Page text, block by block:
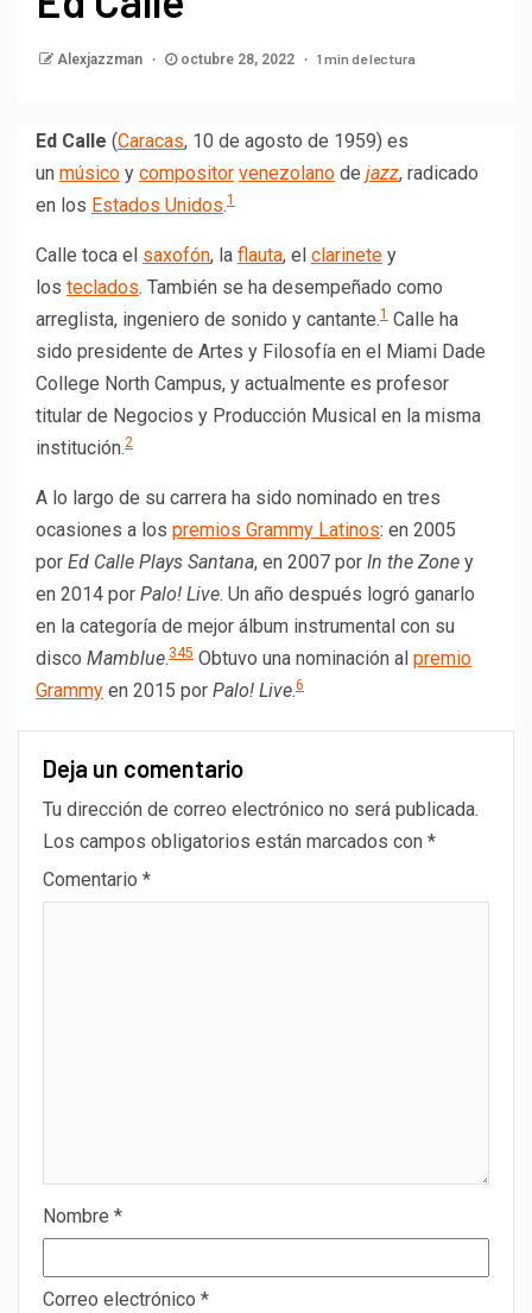
Alexjazzman octubre 28, 2022 1 min de lectura
Ed Calle (Caracas, 10 de agosto de 1959) es
un músico y compositor venezolano de jazz, radicado
en los Estados Unidos.1
Calle toca el saxofón, la flauta, el clarinete y
los teclados. También se ha desempeñado como
arreglista, ingeniero de sonido y cantante.1 ​ Calle ha
sido presidente de Artes y Filosofía en el Miami Dade
College North Campus, y actualmente es profesor
titular de Negocios y Producción Musical en la misma
institución.2
A lo largo de su carrera ha sido nominado en tres
ocasiones a los premios Grammy Latinos: en 2005
por Ed Calle Plays Santana, en 2007 por In the Zone y
en 2014 por Palo! Live. Un año después logró ganarlo
en la categoría de mejor álbum instrumental con su
disco Mamblue.345 ​ Obtuvo una nominación al premio
Grammy en 2015 por Palo! Live.6
Deja un comentario
Tu dirección de correo electrónico no será publicada.
Los campos obligatorios están marcados con *
Comentario *
Nombre *
Correo electrónico *